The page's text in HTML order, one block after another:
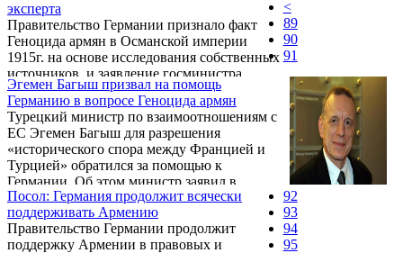
эксперта
Правительство Германии признало факт
Геноцида армян в Османской империи
1915г. на основе исследования собственных
источников, и заявление госминистра
Турции по делам ЕС Эгемена Багыша ни к
чему не приведет. Об этом сегодня в ходе
пресс-конференции в Ереване заявил
тюрколог Карен Сирунян, комментируя
недавние обращение Э. Багыша к
правительству ФРГ раскрыть собственные
архивы.
Эгемен Багыш призвал на помощь
Германию в вопросе Геноцида армян
Турецкий министр по взаимоотношениям с
ЕС Эгемен Багыш для разрешения
«исторического спора между Францией и
Турцией» обратился за помощью к
Германии. Об этом министр заявил в
интервью Welt.
Посол: Германия продолжит всячески
поддерживать Армению
Правительство Германии продолжит
поддержку Армении в правовых и
<
89
90
91
92
93
94
95